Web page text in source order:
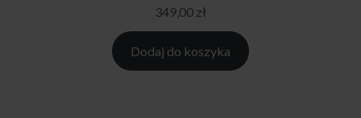
349,00 zł
Dodaj do koszyka